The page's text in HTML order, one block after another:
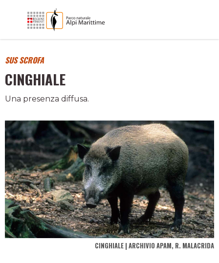
SUS SCROFA
CINGHIALE
Una presenza diffusa.
CINGHIALE | ARCHIVIO APAM, R. MALACRIDA